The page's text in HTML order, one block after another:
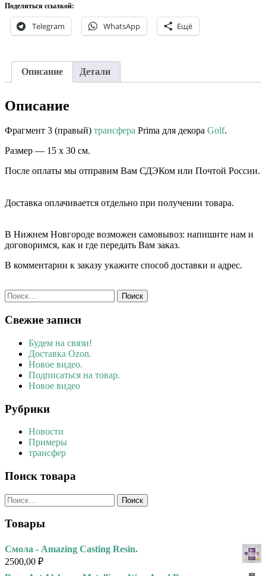
Поделиться ссылкой:
Telegram WhatsApp Ещё
Описание Детали
Описание
Фрагмент 3 (правый) трансфера Prima для декора Golf.
Размер — 15 х 30 см.
После оплаты мы отправим Вам СДЭКом или Почтой России.
Доставка оплачивается отдельно при получении товара. ⠀⠀
В Нижнем Новгороде возможен самовывоз: напишите нам и
договоримся, как и где передать Вам заказ.
В комментарии к заказу укажите способ доставки и адрес.
Найти:
Свежие записи
Будем на связи!
Доставка Ozon.
Новое видео.
Подписаться на товар.
Новое видео
Рубрики
Новости
Примеры
трансфер
Поиск товара
Найти:
Товары
Смола - Amazing Casting Resin.
2500,00 ₽